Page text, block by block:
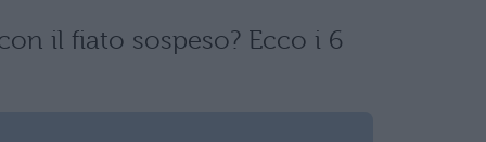
il fiato sospeso? Ecco i 6